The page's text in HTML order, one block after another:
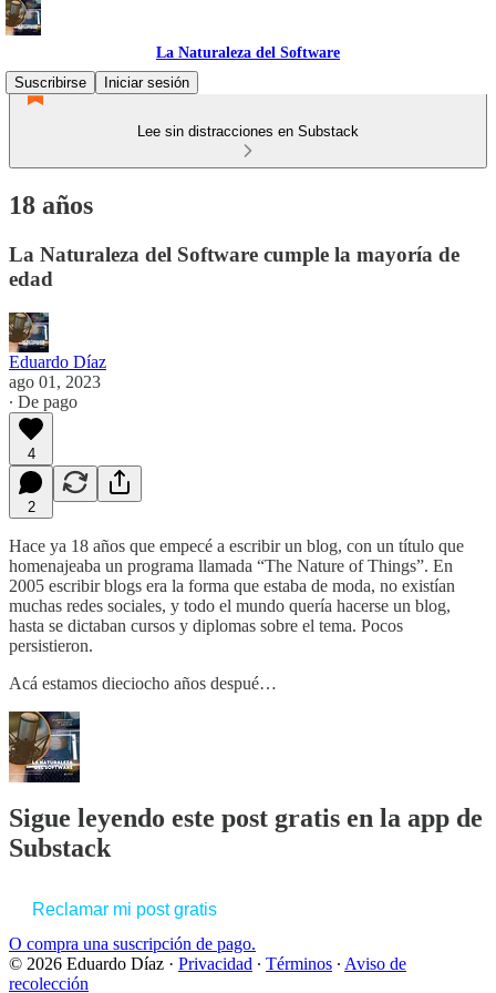
La Naturaleza del Software
Suscribirse
Iniciar sesión
Lee sin distracciones en Substack
18 años
La Naturaleza del Software cumple la mayoría de
edad
Eduardo Díaz
ago 01, 2023
∙ De pago
4
2
Hace ya 18 años que empecé a escribir un blog, con un título que
homenajeaba un programa llamada “The Nature of Things”. En
2005 escribir blogs era la forma que estaba de moda, no existían
muchas redes sociales, y todo el mundo quería hacerse un blog,
hasta se dictaban cursos y diplomas sobre el tema. Pocos
persistieron.
Acá estamos dieciocho años despué…
Sigue leyendo este post gratis en la app de
Substack
Reclamar mi post gratis
O compra una suscripción de pago.
© 2026 Eduardo Díaz · Privacidad ∙ Términos ∙ Aviso de
recolección